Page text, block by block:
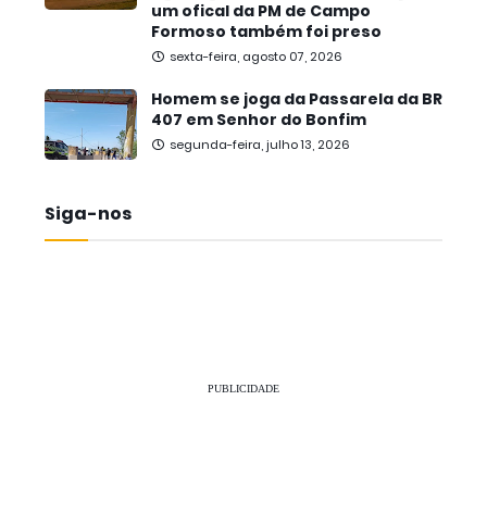
um ofical da PM de Campo
Formoso também foi preso
sexta-feira, agosto 07, 2026
Homem se joga da Passarela da BR
407 em Senhor do Bonfim
segunda-feira, julho 13, 2026
Siga-nos
PUBLICIDADE